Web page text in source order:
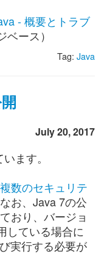
- 概要とトラブ
ベース）
Tag: Java
July 20, 2017
ます。
複数のセキュリテ
お、Java 7の公
おり、バージョ
している場合に
実行する必要が